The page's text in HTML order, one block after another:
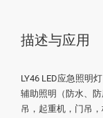
描述与应用
LY46 LED应急照明
辅助照明（防水、
吊，起重机，门吊